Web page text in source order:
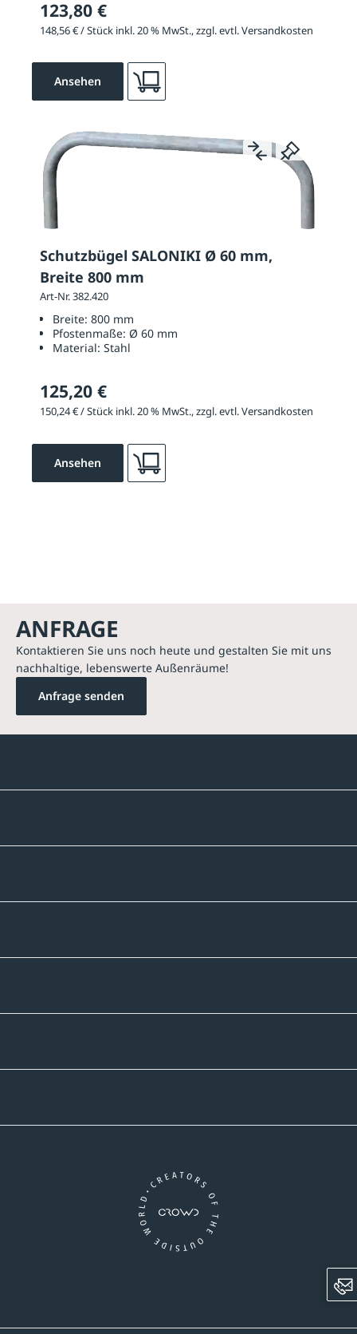
123,80 €
148,56 € / Stück inkl. 20 % MwSt., zzgl. evtl. Versandkosten
Ansehen
Schutzbügel SALONIKI Ø 60 mm,
Breite 800 mm
Art-Nr. 382.420
Breite: 800 mm
Pfostenmaße: Ø 60 mm
Material: Stahl
125,20 €
150,24 € / Stück inkl. 20 % MwSt., zzgl. evtl. Versandkosten
Ansehen
ANFRAGE
Kontaktieren Sie uns noch heute und gestalten Sie mit uns
nachhaltige, lebenswerte Außenräume!
Anfrage senden